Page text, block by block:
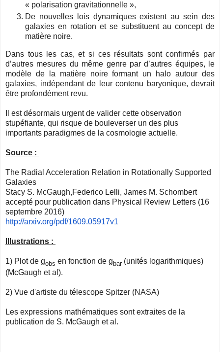
« polarisation gravitationnelle »,
De nouvelles lois dynamiques existent au sein des
galaxies en rotation et se substituent au concept de
matière noire.
Dans tous les cas, et si ces résultats sont confirmés par
d’autres mesures du même genre par d’autres équipes, le
modèle de la matière noire formant un halo autour des
galaxies, indépendant de leur contenu baryonique, devrait
être profondément revu.
Il est désormais urgent de valider cette observation
stupéfiante, qui risque de bouleverser un des plus
importants paradigmes de la cosmologie actuelle.
Source :
The Radial Acceleration Relation in Rotationally Supported
Galaxies
Stacy S. McGaugh,Federico Lelli, James M. Schombert
accepté pour publication dans Physical Review Letters (16
septembre 2016)
http://arxiv.org/pdf/1609.05917v1
Illustrations :
1) Plot de gobs en fonction de g bar (unités logarithmiques)
(McGaugh et al).
2) Vue d'artiste du télescope Spitzer (NASA)
Les expressions mathématiques sont extraites de la
publication de S. McGaugh et al.